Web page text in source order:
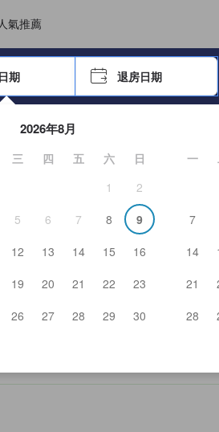
氣推薦
期 退房日期
在日期選擇器中查看。使用方向鍵瀏覽入
2026年8月
三 四 五 六
日
1
2
5 6 7 8
9
12 13 14 15
16
19 20 21 22
23
26 27 28 29
30
一
7
14
21
28